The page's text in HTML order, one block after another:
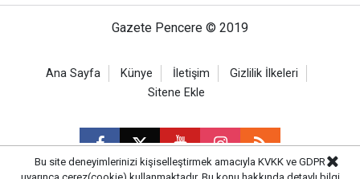
Gazete Pencere © 2019
Ana Sayfa Künye İletişim
Gizlilik İlkeleri
Sitene Ekle
Bu site deneyimlerinizi kişiselleştirmek amacıyla KVKK ve GDPR